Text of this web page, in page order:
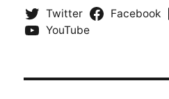
Twitter Facebook
YouTube